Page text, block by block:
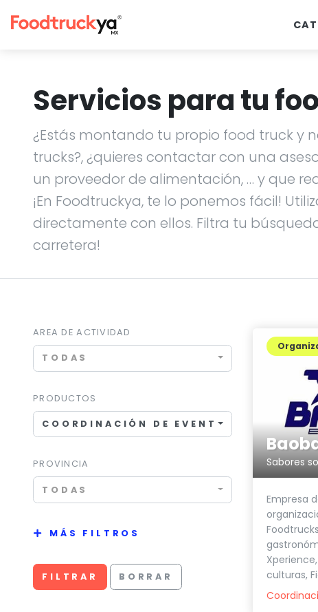
Servicios para tu
¿Estás montando tu propio food truck y
trucks?, ¿quieres contactar con una
un proveedor de alimentación, … y que
¡En Foodtruckya, te lo ponemos fácil!
directamente con ellos. Filtra tu
carretera!
AREA DE ACTIVIDAD
TODAS
PRODUCTOS
COORDINACIÓN DE EVENTOS
PROVINCIA
TODAS
MÁS FILTROS
FILTRAR BORRAR
Sabores
Empresa
culturas,